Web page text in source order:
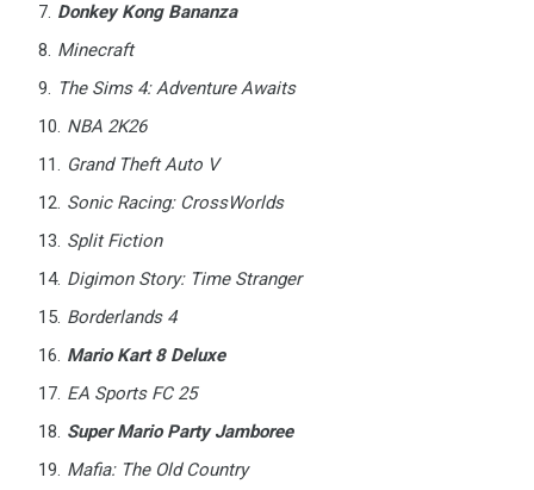
Donkey Kong Bananza
Minecraft
The Sims 4: Adventure Awaits
NBA 2K26
Grand Theft Auto V
Sonic Racing: CrossWorlds
Split Fiction
Digimon Story: Time Stranger
Borderlands 4
Mario Kart 8 Deluxe
EA Sports FC 25
Super Mario Party Jamboree
Mafia: The Old Country